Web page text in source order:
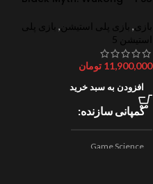
بازی, بازی پلی استیشن , بازی پلی
استیشن 5
11,900,000 تومان
افزودن به سبد خرید
کمپانی سازنده
Game Science